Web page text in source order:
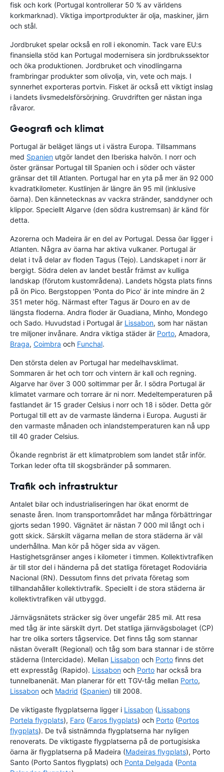
fisk och kork (Portugal kontrollerar 50 % av världens
korkmarknad). Viktiga importprodukter är olja, maskiner, järn
och stål.
Jordbruket spelar också en roll i ekonomin. Tack vare EU:s
finansiella stöd kan Portugal modernisera sin jordbrukssektor
och öka produktionen. Jordbruket och vinodlingarna
frambringar produkter som olivolja, vin, vete och majs. I
synnerhet exporteras portvin. Fisket är också ett viktigt inslag
i landets livsmedelsförsörjning. Gruvdriften ger nästan inga
råvaror.
Geografi och klimat
Portugal är beläget längs ut i västra Europa. Tillsammans
med Spanien utgör landet den Iberiska halvön. I norr och
öster gränsar Portugal till Spanien och i söder och väster
gränsar det till Atlanten. Portugal har en yta på mer än 92 000
kvadratkilometer. Kustlinjen är längre än 95 mil (inklusive
öarna). Den kännetecknas av vackra stränder, sanddyner och
klippor. Speciellt Algarve (den södra kustremsan) är känd för
detta.
Azorerna och Madeira är en del av Portugal. Dessa öar ligger i
Atlanten. Några av öarna har aktiva vulkaner. Portugal är
delat i två delar av floden Tagus (Tejo). Landskapet i norr är
bergigt. Södra delen av landet består främst av kulliga
landskap (förutom kustområdena). Landets högsta plats finns
på ön Pico. Bergstoppen 'Ponta do Pico' är inte mindre än 2
351 meter hög. Närmast efter Tagus är Douro en av de
längsta floderna. Andra floder är Guadiana, Minho, Mondego
och Sado. Huvudstad i Portugal är Lissabon, som har nästan
tre miljoner invånare. Andra viktiga städer är Porto, Amadora,
Braga, Coimbra och Funchal.
Den största delen av Portugal har medelhavsklimat.
Sommaren är het och torr och vintern är kall och regning.
Algarve har över 3 000 soltimmar per år. I södra Portugal är
klimatet varmare och torrare är ni norr. Medeltemperaturen på
fastlandet är 15 grader Celsius i norr och 18 i söder. Detta gör
Portugal till ett av de varmaste länderna i Europa. Augusti är
den varmaste månaden och inlandstemperaturen kan nå upp
till 40 grader Celsius.
Ökande regnbrist är ett klimatproblem som landet står inför.
Torkan leder ofta till skogsbränder på sommaren.
Trafik och infrastruktur
Antalet bilar och industrialiseringen har ökat enormt de
senaste åren. Inom transportområdet har många förbättringar
gjorts sedan 1990. Vägnätet är nästan 7 000 mil långt och i
gott skick. Särskilt vägarna mellan de stora städerna är väl
underhållna. Man kör på höger sida av vägen.
Hastighetsgränser anges i kilometer i timmen. Kollektivtrafiken
är till stor del i händerna på det statliga företaget Rodoviária
Nacional (RN). Dessutom finns det privata företag som
tillhandahåller kollektivtrafik. Speciellt i de stora städerna är
kollektivtrafiken väl utbyggd.
Järnvägsnätets sträcker sig över ungefär 285 mil. Att resa
med tåg är inte särskilt dyrt. Det statliga järnvägsbolaget (CP)
har tre olika sorters tågservice. Det finns tåg som stannar
nästan överallt (Regional) och tåg som bara stannar i de större
städerna (Intercidade). Mellan Lissabon och Porto finns det
ett expresståg (Rapido). Lissabon och Porto har också bra
tunnelbanenät. Man planerar för ett TGV-tåg mellan Porto,
Lissabon och Madrid (Spanien) till 2008.
De viktigaste flygplatserna ligger i Lissabon (Lissabons
Portela flygplats), Faro (Faros flygplats) och Porto (Portos
flygplats). De två sistnämnda flygplatserna har nyligen
renoverats. De viktigaste flygplatserna på de portugisiska
öarna är flygplatserna på Madeira (Madeiras flygplats), Porto
Santo (Porto Santos flygplats) och Ponta Delgada (Ponta